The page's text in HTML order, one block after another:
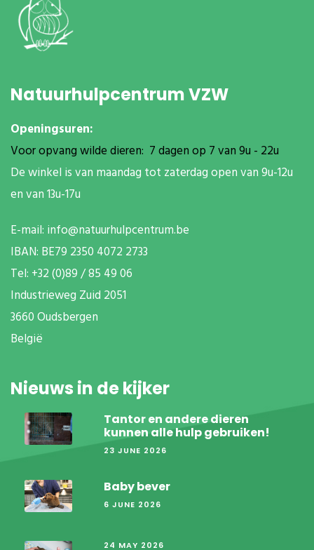
Natuurhulpcentrum VZW
Openingsuren:
Voor opvang wilde dieren: 7 dagen op 7 van 9u - 22u
De winkel is van maandag tot zaterdag open van 9u-12u
en van 13u-17u
E-mail: info@natuurhulpcentrum.be
IBAN: BE79 2350 4072 2733
Tel: +32 (0)89 / 85 49 06
Industrieweg Zuid 2051
3660 Oudsbergen
België
Nieuws in de kijker
Tantor en andere dieren
kunnen alle hulp gebruiken!
23 JUNE 2026
Baby bever
6 JUNE 2026
24 MAY 2026